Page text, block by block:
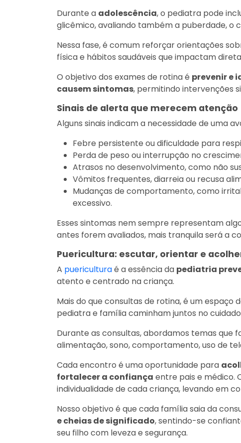
Durante a adolescência, o pediatra pode
glicêmico, avaliando também a puberdade, o
Nessa fase, é comum reforçar orientações
física e hábitos saudáveis que impactam
O objetivo dos exames de rotina é prevenir e
causem sintomas, permitindo intervenções
Sinais de alerta que merecem atenção
Alguns sinais indicam a necessidade de uma
Febre persistente ou dificuldade para
Perda de peso ou interrupção no
Atrasos no desenvolvimento, como não
Vômitos frequentes, diarreia ou recusa
Mudanças de comportamento, como
excessivo.
Esses sintomas nem sempre representam
antes forem avaliados, mais tranquila será a
Puericultura: escutar, orientar e
A puericulturaé a essência da pediatria
atento e centrado na criança.
Mais do que consultas de rotina, é um espaço
pediatra e família caminham juntos no
Durante as consultas, abordamos temas que
alimentação, sono, comportamento, uso de
Cada encontro é uma oportunidade para
fortalecer a confiança entre pais e médico.
individualidade de cada criança, levando em
Nosso objetivo é que cada família saia da
e cheias de significado, sentindo-se
seu filho com leveza e segurança.